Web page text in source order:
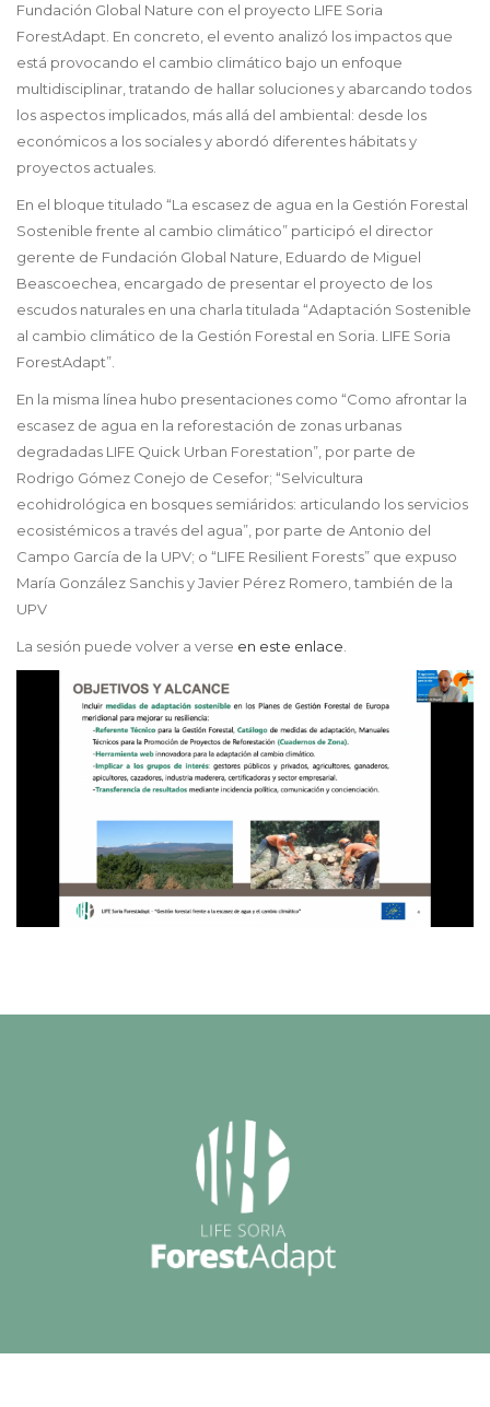
Fundación Global Nature con el proyecto LIFE Soria
ForestAdapt. En concreto, el evento analizó los impactos que
está provocando el cambio climático bajo un enfoque
multidisciplinar, tratando de hallar soluciones y abarcando todos
los aspectos implicados, más allá del ambiental: desde los
económicos a los sociales y abordó diferentes hábitats y
proyectos actuales.
En el bloque titulado “La escasez de agua en la Gestión Forestal
Sostenible frente al cambio climático” participó el director
gerente de Fundación Global Nature, Eduardo de Miguel
Beascoechea, encargado de presentar el proyecto de los
escudos naturales en una charla titulada “Adaptación Sostenible
al cambio climático de la Gestión Forestal en Soria. LIFE Soria
ForestAdapt”.
En la misma línea hubo presentaciones como “Como afrontar la
escasez de agua en la reforestación de zonas urbanas
degradadas LIFE Quick Urban Forestation”, por parte de
Rodrigo Gómez Conejo de Cesefor; “Selvicultura
ecohidrológica en bosques semiáridos: articulando los servicios
ecosistémicos a través del agua”, por parte de Antonio del
Campo García de la UPV; o “LIFE Resilient Forests” que expuso
María González Sanchis y Javier Pérez Romero, también de la
UPV
La sesión puede volver a verse en este enlace